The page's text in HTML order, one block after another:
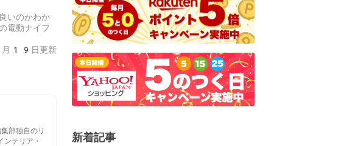
いのかわか
電動ナイフ
19日更新
部独自のリ
テリア・
新着記事